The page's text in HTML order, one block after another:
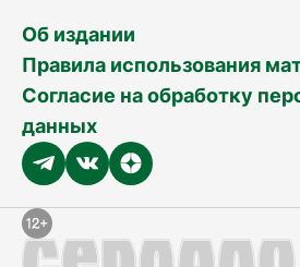
Об издании
Правила использования
Согласие на обработку
данных